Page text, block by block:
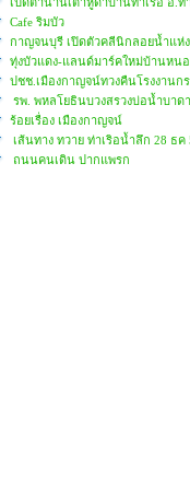
Cafe ริมบัว
กาญจนบุรี เปิดตัวคลีนิกลอยน้ำแห่
ทุ่งบัวแดง-แลนด์มาร์คใหม่บ้านหน
ปชช.เมืองกาญจน์ทวงคืนโรงงานก
รพ. พหลโยธินบวงสรวงบ่อน้ำบาด
ร้อยเรื่อง เมืองกาญจน์
เส้นทาง ทวาย ท่าเริอน้ำลึก 28 ธค
ถนนคนเดิน ปากแพรก